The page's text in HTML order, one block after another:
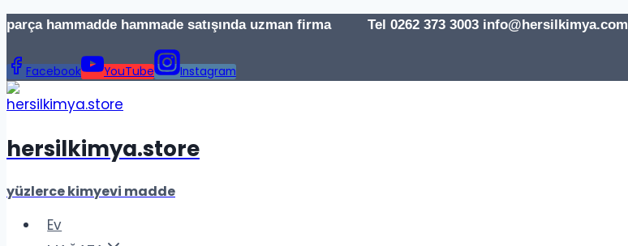
İçeriğe
parça hammadde hammade satışında uzman firma Tel 0262 373 3003 info@hersilkimya.com
Facebook YouTube Instagram
hersilkimya.store
yüzlerce kimyevi madde
Ev